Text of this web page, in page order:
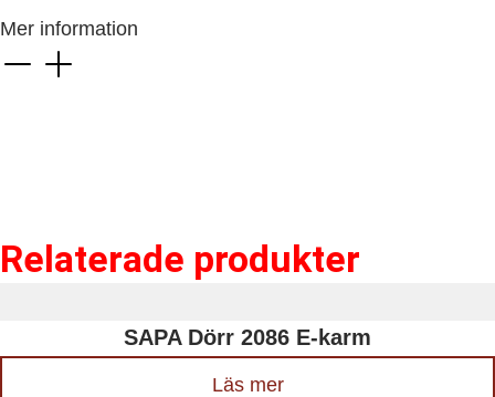
Mer information
Relaterade produkter
SAPA Dörr 2086 E-karm
Läs mer